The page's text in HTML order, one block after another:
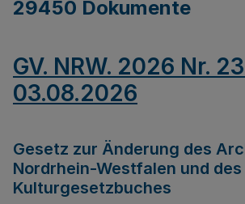
29450 Dokumente
GV. NRW. 2026 Nr.
03.08.2026
Gesetz zur Änderung des
Nordrhein-Westfalen und des
Kulturgesetzbuches